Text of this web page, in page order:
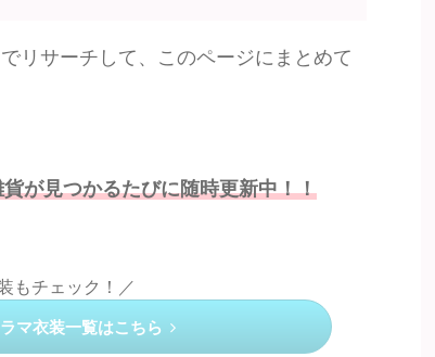
リサーチして、このページにまとめて
が見つかるたびに随時更新中！！
もチェック！／
マ衣装一覧はこちら